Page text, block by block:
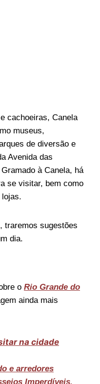
cachoeiras, Canela
museus,
de diversão e
Avenida das
à Canela, há
se visitar, bem como
traremos sugestões
dia.
o Rio Grande do
ainda mais
na cidade
e arredores
Imperdíveis.